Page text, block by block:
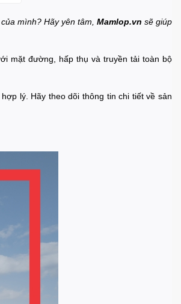
mình? Hãy yên tâm, Mamlop.vn sẽ giúp
mặt đường, hấp thụ và truyền tải toàn bộ
lý. Hãy theo dõi thông tin chi tiết về sản